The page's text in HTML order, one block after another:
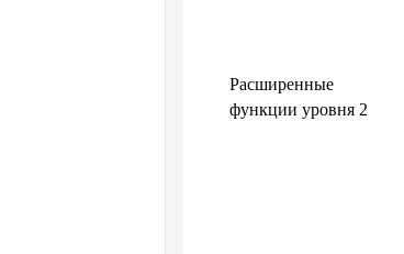
Расширенные
функции уровня 2